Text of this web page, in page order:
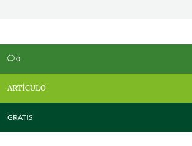
v0
ARTÍCULO
GRATIS